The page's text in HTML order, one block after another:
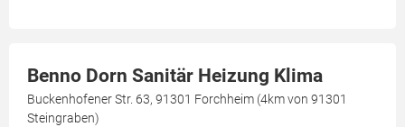
Benno Dorn Sanitär Heizung Klima
Buckenhofener Str. 63, 91301 Forchheim (4km von 91301
Steingraben)